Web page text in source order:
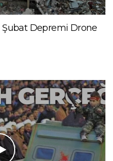
Şubat Depremi Drone